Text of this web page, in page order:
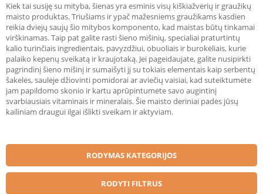
Kiek tai susiję su mityba, šienas yra esminis visų kiškiažvėrių ir graužikų
maisto produktas. Triušiams ir ypač mažesniems graužikams kasdien
reikia dviejų saujų šio mitybos komponento, kad maistas būtų tinkamai
virškinamas. Taip pat galite rasti šieno mišinių, specialiai praturtintų
kalio turinčiais ingredientais, pavyzdžiui, obuoliais ir burokėliais, kurie
palaiko kepenų sveikatą ir kraujotaką. Jei pageidaujate, galite nusipirkti
pagrindinį šieno mišinį ir sumaišyti jį su tokiais elementais kaip serbentų
šakelės, saulėje džiovinti pomidorai ar aviečių vaisiai, kad suteiktumėte
jam papildomo skonio ir kartu aprūpintumėte savo augintinį
svarbiausiais vitaminais ir mineralais. Šie maisto deriniai padės jūsų
kailiniam draugui ilgai išlikti sveikam ir aktyviam.
RODYMAS KATEGORIJOS
RODYTI FILTRUS